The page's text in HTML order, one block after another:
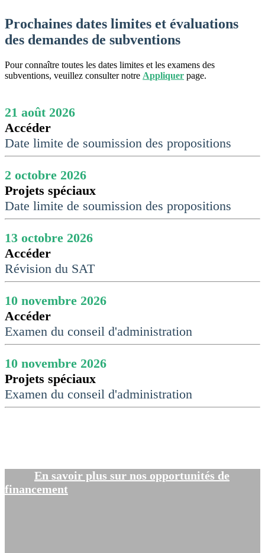
Prochaines dates limites et évaluations
des demandes de subventions
Pour connaître toutes les dates limites et les examens des
subventions, veuillez consulter notre Appliquer page.
21 août 2026
Accéder
Date limite de soumission des propositions
2 octobre 2026
Projets spéciaux
Date limite de soumission des propositions
13 octobre 2026
Accéder
Révision du SAT
10 novembre 2026
Accéder
Examen du conseil d'administration
10 novembre 2026
Projets spéciaux
Examen du conseil d'administration
En savoir plus sur nos opportunités de
financement